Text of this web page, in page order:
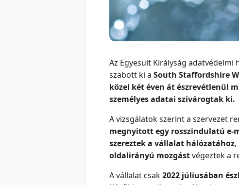
Az Egyesült Királyság
szabott ki a South Staffordshire
közel két éven át észrevétlenül
személyes adatai szivárogtak ki.
A vizsgálatok szerint a szervezet
megnyitott egy rosszindulatú e-
szereztek a vállalat hálózatához
oldalirányú mozgástvégeztek a
A vállalat csak2022 júliusában